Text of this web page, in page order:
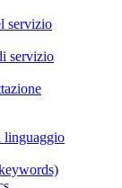
servizio
servizio
linguaggio